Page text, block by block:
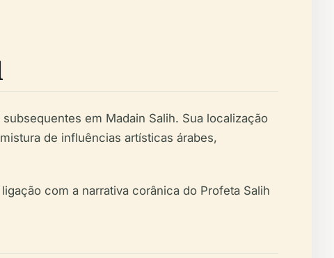
em Madain Salih. Sua localização
de influências artísticas árabes,
com a narrativa corânica do Profeta Salih